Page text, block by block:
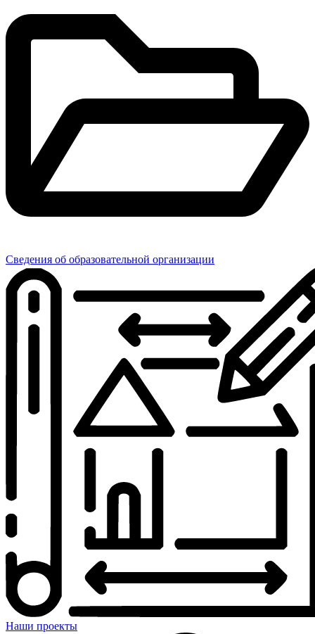
Сведения об образовательной организации
Наши проекты